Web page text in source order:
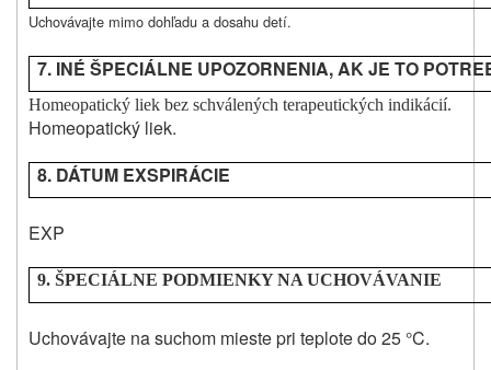
Uchovávajte mimo dohľadu a dosahu detí.
7. INÉ ŠPECIÁLNE UPOZORNENIA, AK JE TO
Homeopatický liek bez schválených terapeutických indikácií.
Homeopatický liek.
8. DÁTUM EXSPIRÁCIE
EXP
9. ŠPECIÁLNE PODMIENKY NA UCHOVÁVANIE
Uchovávajte na suchom mieste pri teplote do 25 °C.